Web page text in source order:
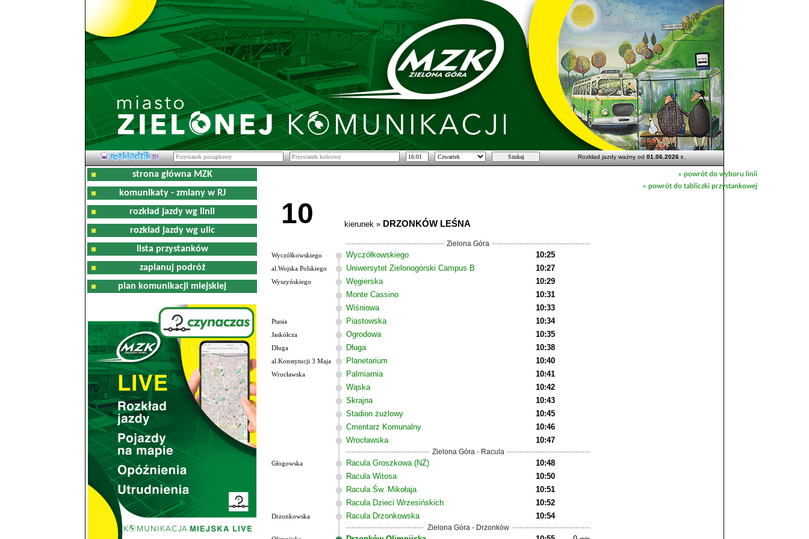
Rozkład jazdy ważny od01.06.2026 r..
strona główna MZK
komunikaty - zmiany w RJ
rozkład jazdy wg linii
rozkład jazdy wg ulic
lista przystanków
zaplanuj podróż
plan komunikacji miejskiej
« powrót do wyboru linii
« powrót do tabliczki przystankowej
10 kierunek » DRZONKÓW LEŚNA
Zielona Góra
Wyczółkowskiego Wyczółkowskiego 10:25
al.Wojska Polskiego Uniwersytet Zielonogórski Campus B 10:27
Wyszyńskiego Węgierska
10:29
Monte Cassino
10:31
Wiśniowa
10:33
Ptasia Piastowska 10:34
Jaskółcza Ogrodowa 10:35
Długa Długa 10:38
al.Konstytucji 3 Maja Planetarium 10:40
Wrocławska Palmiarnia
10:41
Wąska
10:42
Skrajna
10:43
Stadion żużlowy
10:45
Cmentarz Komunalny
10:46
Wrocławska
10:47
Zielona Góra - Racula
Głogowska Racula Groszkowa (NŻ)
10:48
Racula Witosa
10:50
Racula Św. Mikołaja
10:51
Racula Dzieci Wrzesińskich
10:52
Drzonkowska Racula Drzonkowska 10:54
Zielona Góra - Drzonków